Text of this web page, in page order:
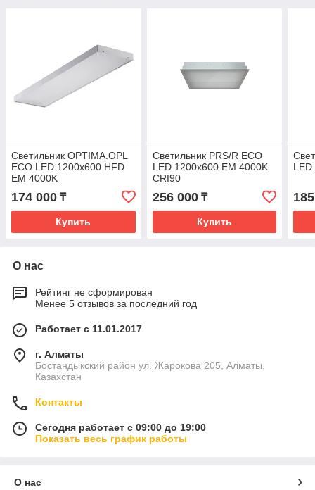
Светильник OPTIMA.OPL
ECO LED 1200x600 HFD
EM 4000K
174 000 ₸
Купить
Светильник PRS/R ECO
LED 1200x600 EM 4000K
CRI90
256 000₸
Купить
О нас
Рейтинг не сформирован
Менее 5 отзывов за последний год
Работает с 11.01.2017
г. Алматы
Бостандыкский район ул. Жарокова 205, Алматы,
Казахстан
Контакты
Сегодня работает с 09:00 до 19:00
Показать весь график работы
О нас